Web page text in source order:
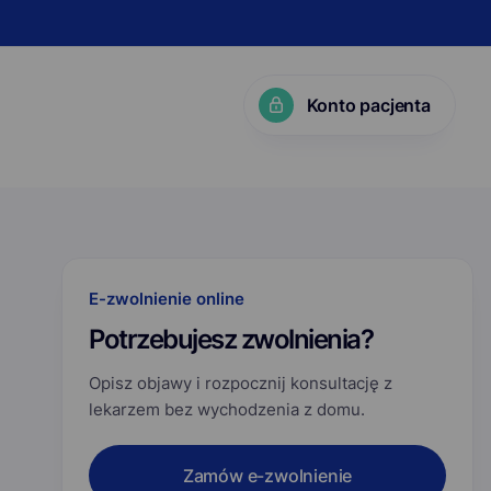
Konto pacjenta
E-zwolnienie online
Potrzebujesz zwolnienia?
Opisz objawy i rozpocznij konsultację z
lekarzem bez wychodzenia z domu.
Zamów e-zwolnienie